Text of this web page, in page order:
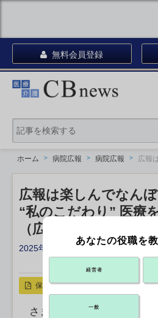
無料会員登録
ホーム 病院広報 病院広報 広報
広報は楽しんでなんぼ
“私のこだわり” 医療
（広報編/第5回）
2025年02月04日 17:00
リンクをコピー
保存
さまざまな職種の人たちが
あなたの役職を
経営者
一般